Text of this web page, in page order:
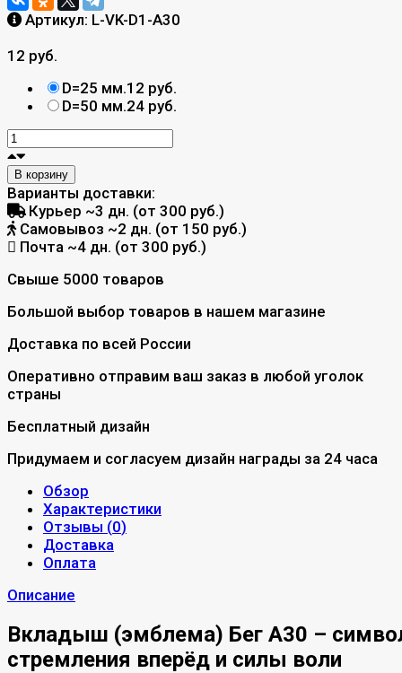
Артикул: L-VK-D1-A30
12 руб.
D=25 мм.12 руб.
D=50 мм.24 руб.
В корзину
Варианты доставки:
Курьер ~3 дн. (от 300 руб.)
Самовывоз ~2 дн. (от 150 руб.)
Почта ~4 дн. (от 300 руб.)
Свыше 5000 товаров
Большой выбор товаров в нашем магазине
Доставка по всей России
Оперативно отправим ваш заказ в любой уголок
страны
Бесплатный дизайн
Придумаем и согласуем дизайн награды за 24 часа
Обзор
Характеристики
Отзывы (0)
Доставка
Оплата
Описание
Вкладыш (эмблема) Бег A30 –
стремления вперёд и силы воли